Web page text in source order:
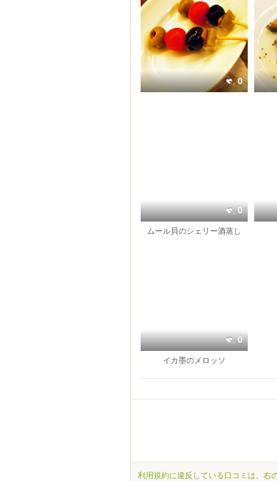
0
0
ムール貝のシェリー酒蒸し
0
イカ墨のメロッソ
利用規約に違反している口コミは、右